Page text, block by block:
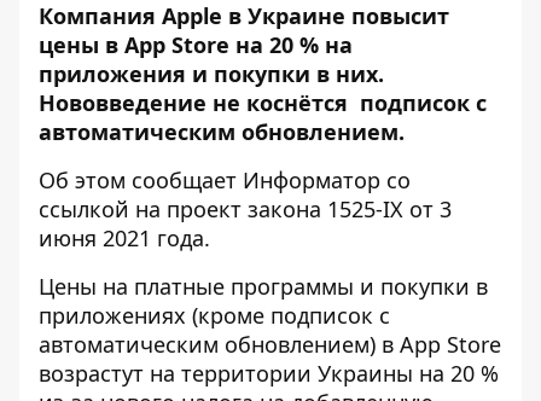
Компания Apple в Украине повысит
цены в App Store на 20 % на
приложения и покупки в них.
Нововведение не коснётся подписок с
автоматическим обновлением.
Об этом сообщает Информатор со
ссылкой на проект закона 1525-IX от 3
июня 2021 года.
Цены на платные программы и покупки в
приложениях (кроме подписок с
автоматическим обновлением) в App Store
возрастут на территории Украины на 20 %